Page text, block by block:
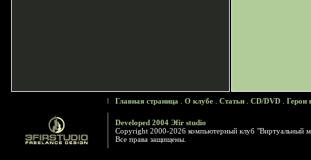
Главная страница О клубе Статьи CD/DVD Герои
Developed 2004 Эfir studio
Copyright 2000-2026 компьютерный клуб "Виртуальный
Все права защищены.